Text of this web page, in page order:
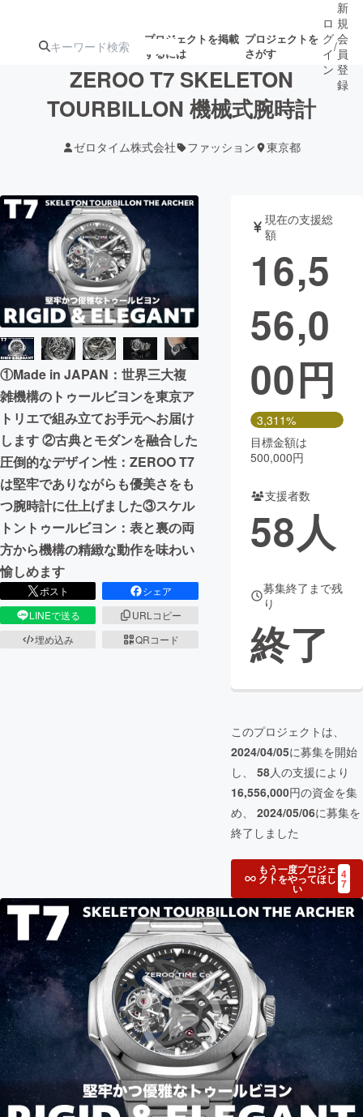
プロジェクトを掲載
するには
プロジェクトを
さがす
ターン
注目の新着プロ
ジェクト
募集終了が近いプ
ロジェクト
もうすぐ公開
されます
アート・写真 音楽
テクノロジー・ガジェット ゲーム・
映像・映画
ビジネス・起業 チャレンジ
まちづくり・地域活性化
CAMPFIRE for Social Good
CAMPFIRE Creation
CAMPFIREふるさと納税 machi-ya コミュニティ
ロ
グ
イ
ン
/
新
規
会
員
登
録
ZEROO T7 SKELETON
TOURBILLON 機械式腕時計
ゼロタイム株式会社 ファッション 東京都
①Made in JAPAN：世界三大複
雑機構のトゥールビヨンを東京ア
トリエで組み立てお手元へお届け
します ②古典とモダンを融合した
圧倒的なデザイン性：ZEROO T7
は堅牢でありながらも優美さをも
つ腕時計に仕上げました③スケル
トントゥールビヨン：表と裏の両
方から機構の精緻な動作を味わい
愉しめます
ポスト
シェア
LINEで送る
URLコピー
埋め込み
QRコード
現在の支援総
額
16,5
56,0
00円
3,311%
目標金額は
500,000円
支援者数
58人
募集終了まで残
り
終了
このプロジェクトは、
2024/04/05に募集を開始
し、 58人の支援により
16,556,000円の資金を集
め、 2024/05/06に募集を
終了しました
もう一度プロジェ
クトをやってほし
い
4
7